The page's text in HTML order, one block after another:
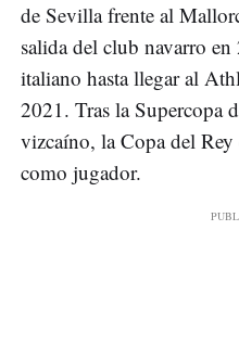
de Sevilla frente al
salida del club navarro
italiano hasta llegar al
2021. Tras la Supercopa
vizcaíno, la Copa del
como jugador.